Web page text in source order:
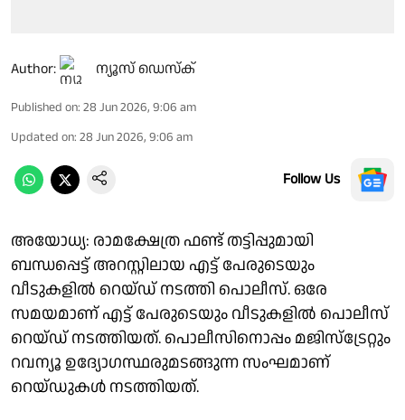
Author: ന്യൂസ് ഡെസ്ക്
Published on: 28 Jun 2026, 9:06 am
Updated on: 28 Jun 2026, 9:06 am
Follow Us
അയോധ്യ: രാമക്ഷേത്ര ഫണ്ട് തട്ടിപ്പുമായി
ബന്ധപ്പെട്ട് അറസ്റ്റിലായ എട്ട് പേരുടെയും
വീടുകളില്‍ റെയ്ഡ് നടത്തി പൊലീസ്. ഒരേ
സമയമാണ് എട്ട് പേരുടെയും വീടുകളില്‍ പൊലീസ്
റെയ്ഡ് നടത്തിയത്. പൊലീസിനൊപ്പം മജിസ്‌ട്രേറ്റും
റവന്യൂ ഉദ്യോഗസ്ഥരുമടങ്ങുന്ന സംഘമാണ്
റെയ്ഡുകള്‍ നടത്തിയത്.